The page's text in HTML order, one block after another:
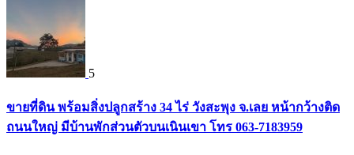
5
ขายที่ดิน พร้อมสิ่งปลูกสร้าง 34 ไร่ วังสะพุง จ.เลย หน้ากว้างติด
ถนนใหญ่ มีบ้านพักส่วนตัวบนเนินเขา โทร 063-7183959